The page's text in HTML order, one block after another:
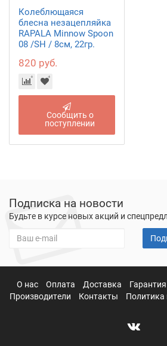
Колеблющаяся
блесна незацепляйка
RAPALA Minnow Spoon
08 /SH / 8см, 22гр.
820 руб.
Сообщить о
поступлении
Подписка на новости
Будьте в курсе новых акций и
О нас Оплата Доставка Гарантия
Производители
Контакты Политика